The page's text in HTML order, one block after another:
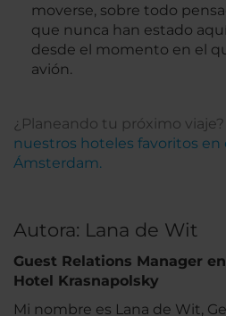
moverse, sobre todo
que nunca han estado
desde el momento en el
avión.
¿Planeando tu próximo viaje?
nuestros hoteles favoritos en
Ámsterdam.
Autora: Lana de Wit
Guest Relations Manager
Hotel Krasnapolsky
Mi nombre es Lana de Wit,